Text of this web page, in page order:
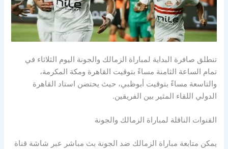
تنطلق صافرة البداية لمباراة الزمالك والجونة اليوم الثلاثاء في
تمام الساعة الثامنة مساءً بتوقيت القاهرة ومكة المكرمة،
والتاسعة مساءً بتوقيت أبوظبي، حيث يحتضن استاد القاهرة
الدولي اللقاء المثير بين الفريقين.
القنوات الناقلة لمباراة الزمالك والجونة
يمكن متابعة مباراة الزمالك ضد الجونة بث مباشر عبر شاشة قناة